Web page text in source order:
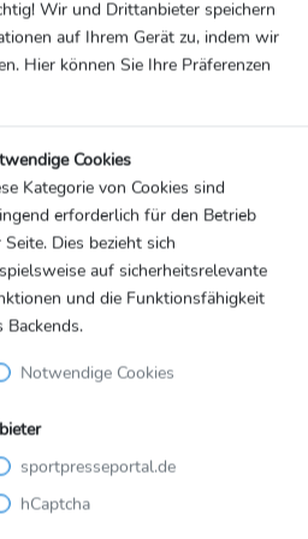
Video
WM 2027: Bohmann,
über
Wir und Drittanbieter speichern
auf Ihrem Gerät zu, indem wir
Hier können Sie Ihre Präferenzen
Cookies
Kategorie von Cookies sind
erforderlich für den Betrieb
Seite. Dies bezieht sich
auf sicherheitsrelevante
und die Funktionsfähigkeit
Backends.
Notwendige Cookies
sportpresseportal.de
hCaptcha